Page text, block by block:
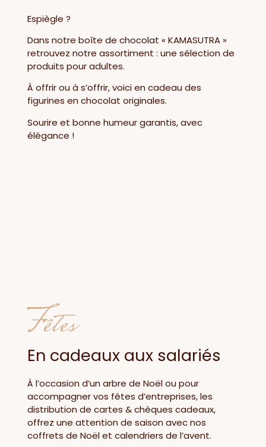
Espiègle ?
Dans notre boîte de chocolat « KAMASUTRA »
retrouvez notre assortiment : une sélection de
produits pour adultes.
À offrir ou à s’offrir, voici en cadeau des
figurines en chocolat originales.
Sourire et bonne humeur garantis, avec
élégance !
Fêtes
En cadeaux aux salariés
À l’occasion d’un arbre de Noël ou pour
accompagner vos fêtes d’entreprises, les
distribution de cartes & chèques cadeaux,
offrez une attention de saison avec nos
coffrets de Noël et calendriers de l’avent.